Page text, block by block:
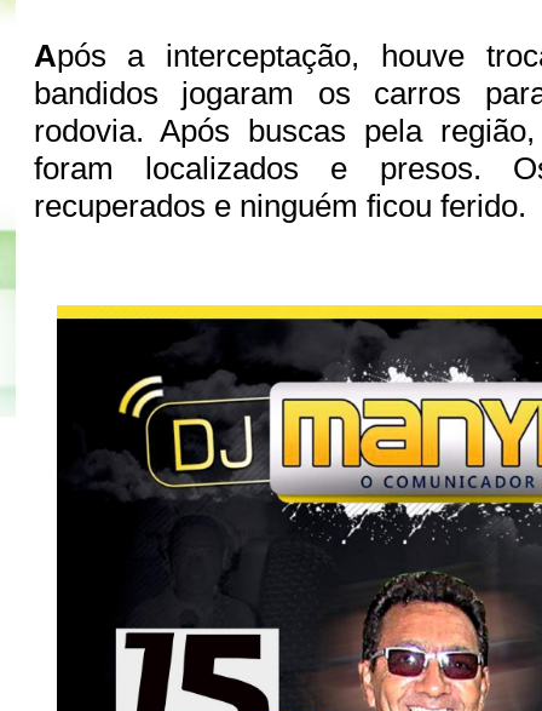
Após a interceptação, houve
bandidos jogaram os carros
rodovia. Após buscas pela
foram localizados e presos.
recuperados e ninguém ficou ferido.